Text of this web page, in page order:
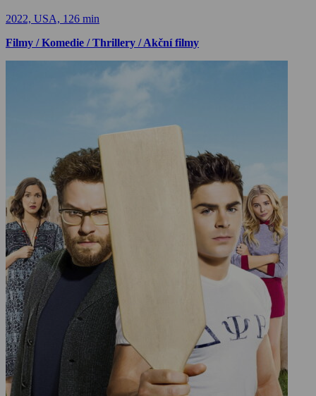
2022, USA, 126 min
Filmy / Komedie / Thrillery / Akční filmy